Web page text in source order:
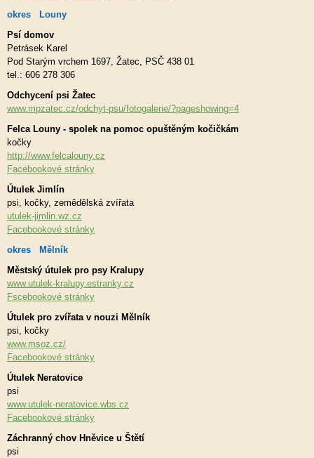
okres Louny
Psí domov
Petrásek Karel
Pod Starým vrchem 1697, Žatec, PSČ 438 01
tel.: 606 278 306
Odchycení psi Žatec
www.mpzatec.cz/odchyt-psu/fotogalerie/?pageshowing=4
Felca Louny - spolek na pomoc opuštěným kočičkám
kočky
http://www.felcalouny.cz
Facebookové stránky
Útulek Jimlín
psi, kočky, zemědělská zvířata
utulek-jimlin.wz.cz
Facebookové stránky
okres Mělník
Městský útulek pro psy Kralupy
www.utulek-kralupy.estranky.cz
Fscebookové stránky
Útulek pro zvířata v nouzi Mělník
psi, kočky
www.msoz.cz/
Facebookové stránky
Útulek Neratovice
psi
www.utulek-neratovice.wbs.cz
Facebookové stránky
Záchranný chov Hněvice u Štětí
psi